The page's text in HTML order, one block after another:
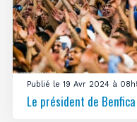
Publié le 19 Avr 2024 à
Le président de